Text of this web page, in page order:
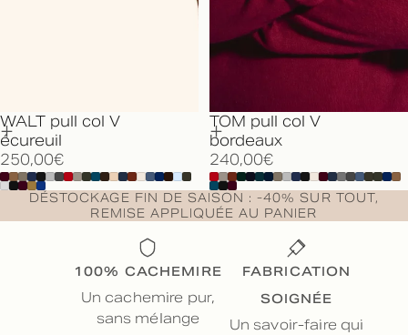
WALT pull col V
écureuil
250,00€
TOM pull col V
bordeaux
240,00€
DÉSTOCKAGE FIN DE SAISON : -40% SUR TOUT,
REMISE APPLIQUÉE AU PANIER
100% CACHEMIRE
Un cachemire pur,
sans mélange
FABRICATION
SOIGNÉE
Un savoir-faire qui